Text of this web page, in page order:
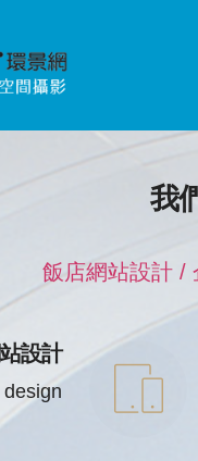
我
飯店網站設計 /
設計